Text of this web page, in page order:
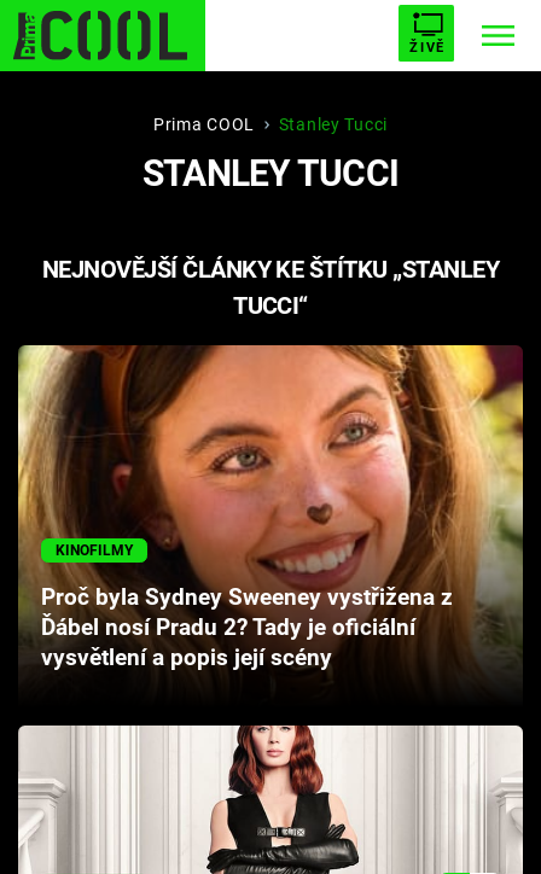
ŽIVĚ
STARHOUSE BUFFY, PŘEMOŽITELKA UPÍRŮ
PLNEJ KOTEL AVENGERS 5
Filmy
Seriály
Hry
Cool Esport
Pořady
Prima COOL Stanley Tucci
STANLEY TUCCI
NEJNOVĚJŠÍ ČLÁNKY KE ŠTÍTKU „STANLEY
TUCCI“
KINOFILMY
Proč byla Sydney Sweeney vystřižena z
Ďábel nosí Pradu 2? Tady je oficiální
vysvětlení a popis její scény